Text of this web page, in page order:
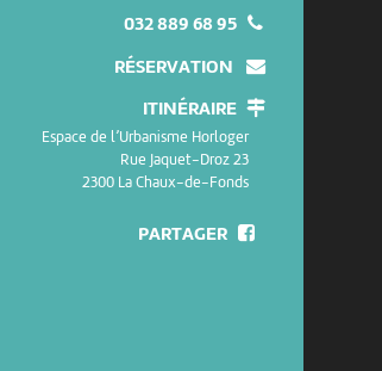
032 889 68 95
RÉSERVATION
ITINÉRAIRE
Espace de l’Urbanisme Horloger
Rue Jaquet-Droz 23
2300 La Chaux-de-Fonds
PARTAGER